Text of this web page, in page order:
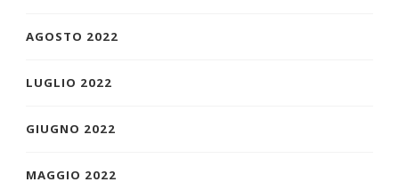
AGOSTO 2022
LUGLIO 2022
GIUGNO 2022
MAGGIO 2022